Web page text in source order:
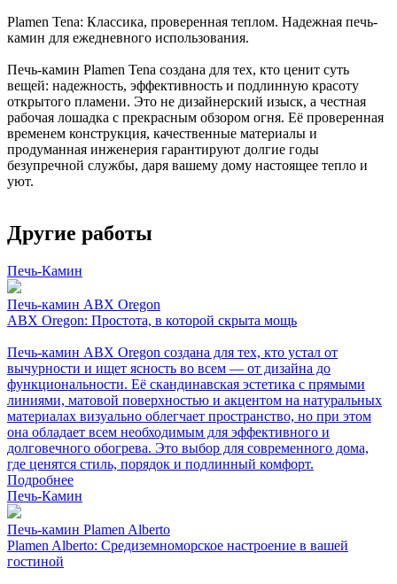
Plamen Tena: Классика, проверенная теплом. Надежная печь-
камин для ежедневного использования.
Печь-камин Plamen Tena создана для тех, кто ценит суть
вещей: надежность, эффективность и подлинную красоту
открытого пламени. Это не дизайнерский изыск, а честная
рабочая лошадка с прекрасным обзором огня. Её проверенная
временем конструкция, качественные материалы и
продуманная инженерия гарантируют долгие годы
безупречной службы, даря вашему дому настоящее тепло и
уют.
Другие работы
Печь-Камин
Печь-камин ABX Oregon
ABX Oregon: Простота, в которой скрыта мощь
Печь-камин ABX Oregon создана для тех, кто устал от
вычурности и ищет ясность во всем — от дизайна до
функциональности. Её скандинавская эстетика с прямыми
линиями, матовой поверхностью и акцентом на натуральных
материалах визуально облегчает пространство, но при этом
она обладает всем необходимым для эффективного и
долговечного обогрева. Это выбор для современного дома,
где ценятся стиль, порядок и подлинный комфорт.
Подробнее
Печь-Камин
Печь-камин Plamen Alberto
Plamen Alberto: Средиземноморское настроение в вашей
гостиной